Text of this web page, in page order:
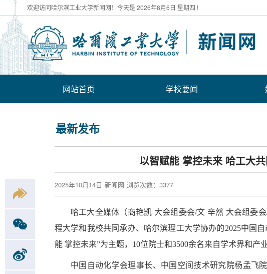
欢迎访问哈尔滨工业大学新闻网！今天是2026年8月6日 星期四 !
网站首页 学校要闻
最新发布
以智赋能 掌控未来 哈工大
2025年10月14日 新闻网 浏览次数： 3377
哈工大全媒体（商艳凯 大会组委会/文 辛然 大会组委
程大学和我校共同承办、哈尔滨理工大学协办的2025中国
能 掌控未来”为主题，10位院士和3500余名来自学术界和产
中国自动化学会理事长、中国空间技术研究院杨孟飞